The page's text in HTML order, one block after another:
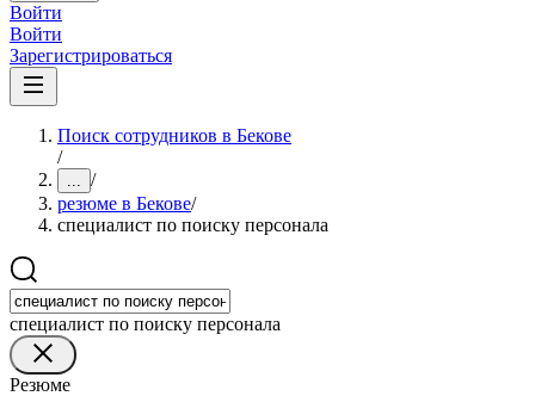
Войти
Войти
Зарегистрироваться
Поиск сотрудников в Бекове
/
... /
резюме в Бекове/
специалист по поиску персонала
специалист по поиску персонала
Резюме